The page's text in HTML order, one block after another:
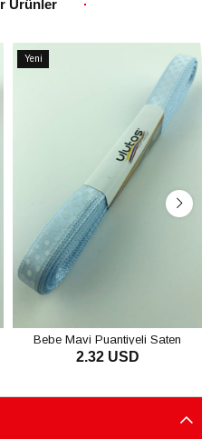
Ürünler
Yeni
Bebe Mavi Puantiyeli Saten
Kurdele 1 cm
2.32 USD